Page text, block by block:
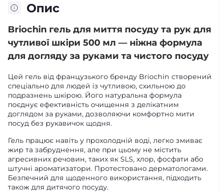
Опис
Briochin гель для миття посуду та рук для
чутливої шкіри 500 мл — ніжна формула
для догляду за руками та чистого посуду
Цей гель від французького бренду Briochin створений
спеціально для людей із чутливою, схильною до
подразнень шкірою. Його натуральна формула
поєднує ефективність очищення з делікатним
доглядом за руками, дозволяючи комфортно мити
посуд без рукавичок щодня.
Гель працює навіть у прохолодній воді, легко змиває
жир та забруднення, але при цьому не містить
агресивних речовин, таких як SLS, хлор, фосфати або
штучні ароматизатори. Протестовано дерматологами.
Безпечний для щоденного використання, підходить
також для дитячого посуду.